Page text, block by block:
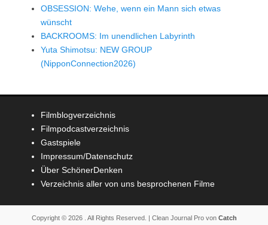
OBSESSION: Wehe, wenn ein Mann sich etwas
wünscht
BACKROOMS: Im unendlichen Labyrinth
Yuta Shimotsu: NEW GROUP
(NipponConnection2026)
Filmblogverzeichnis
Filmpodcastverzeichnis
Gastspiele
Impressum/Datenschutz
Über SchönerDenken
Verzeichnis aller von uns besprochenen Filme
Copyright © 2026 . All Rights Reserved. | Clean Journal Pro von Catch